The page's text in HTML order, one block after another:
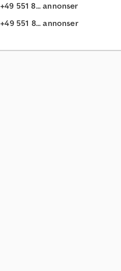
+49 551 8... annonser
+49 551 8... annonser